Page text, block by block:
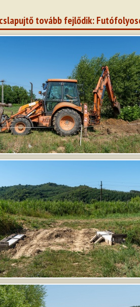
tovább fejlődik: